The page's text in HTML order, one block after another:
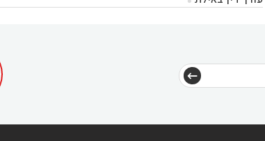
בקרני שומרון  עורך דין בשורש 
